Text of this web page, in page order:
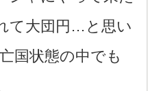
て大団円…と思い
国状態の中でも